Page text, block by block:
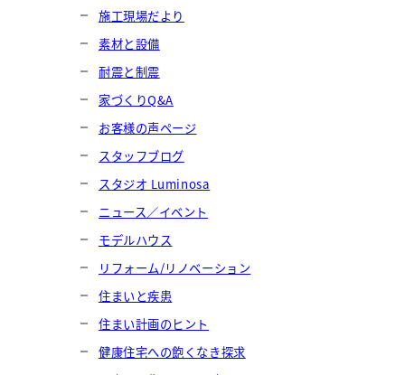
施工現場だより
素材と設備
耐震と制震
家づくりQ&A
お客様の声ページ
スタッフブログ
スタジオ Luminosa
ニュース／イベント
モデルハウス
リフォーム/リノベーション
住まいと疾患
住まい計画のヒント
健康住宅への飽くなき探求